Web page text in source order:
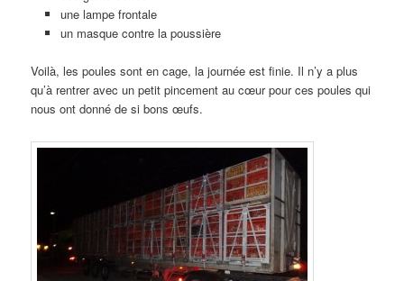
une lampe frontale
un masque contre la poussière
Voilà, les poules sont en cage, la journée est finie. Il n’y a plus
qu’à rentrer avec un petit pincement au cœur pour ces poules qui
nous ont donné de si bons œufs.